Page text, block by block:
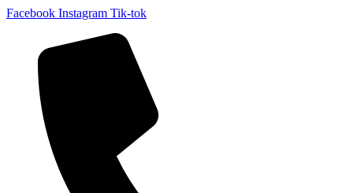
Facebook Instagram Tik-tok